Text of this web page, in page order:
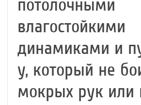
потолочными
влагостойкими
динамиками и
у, который не
мокрых рук или